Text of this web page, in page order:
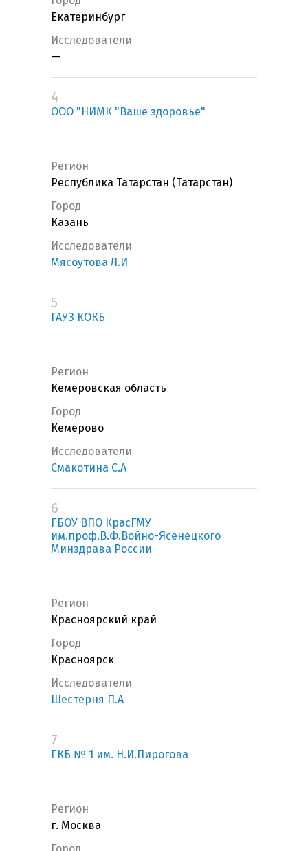
Екатеринбург
Исследователи
—
4
ООО "НИМК "Ваше здоровье"
Регион
Республика Татарстан (Татарстан)
Город
Казань
Исследователи
Мясоутова Л.И
5
ГАУЗ КОКБ
Регион
Кемеровская область
Город
Кемерово
Исследователи
Смакотина С.А
6
ГБОУ ВПО КрасГМУ
им.проф.В.Ф.Войно-Ясенецкого
Минздрава России
Регион
Красноярский край
Город
Красноярск
Исследователи
Шестерня П.А
7
ГКБ № 1 им. Н.И.Пирогова
Регион
г. Москва